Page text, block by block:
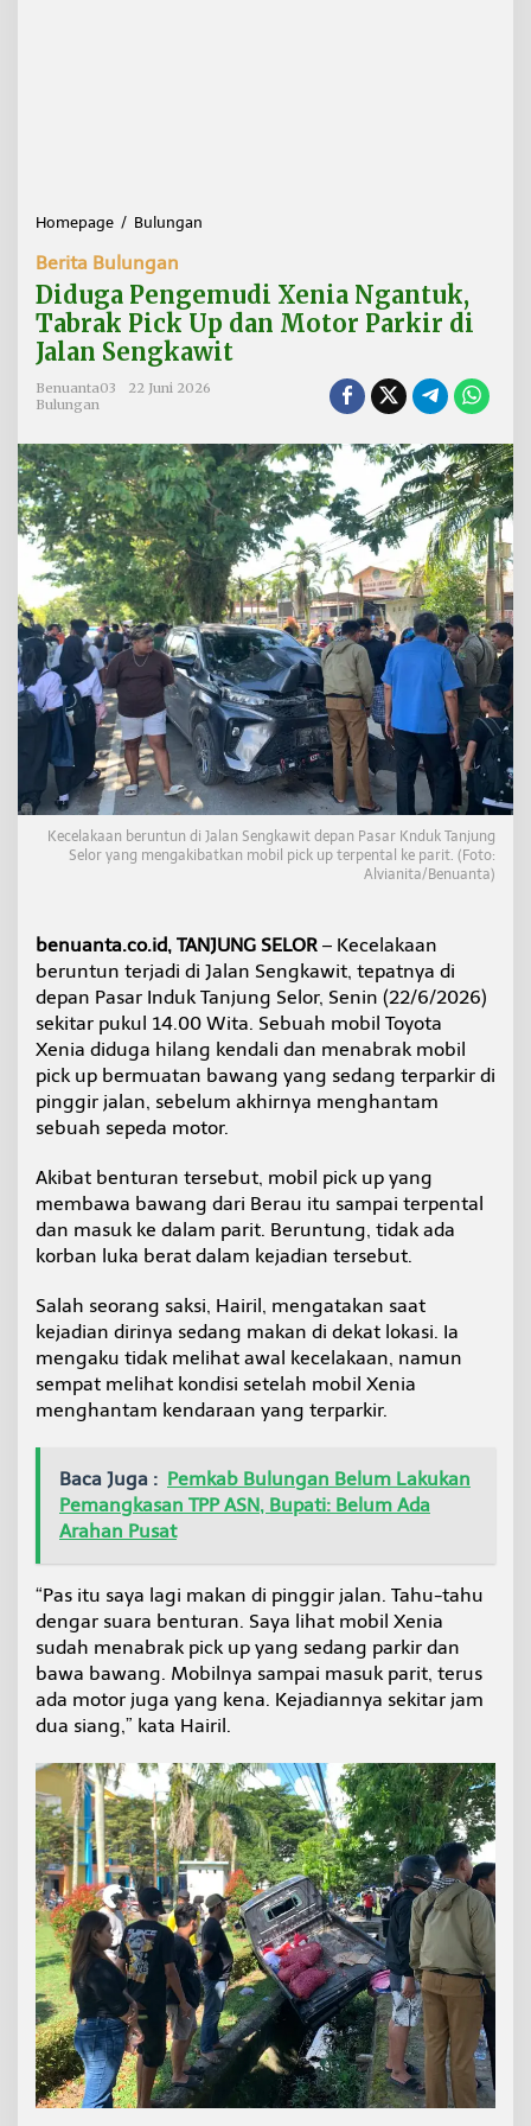
Homepage / Bulungan
u
g
a
P
n
m
u
d
i
X
e
n
i
a
N
g
a
n
t
u
k
T
a
b
P
i
c
U
p
d
a
n
M
t
o
r
P
a
k
i
r
i
J
a
n
n
g
a
w
i
t
Berita Bulungan
Diduga Pengemudi Xenia Ngantuk,
Tabrak Pick Up dan Motor Parkir di
Jalan Sengkawit
Benuanta03
22 Juni 2026
Bulungan
Kecelakaan beruntun di Jalan Sengkawit depan Pasar Knduk Tanjung
Selor yang mengakibatkan mobil pick up terpental ke parit. (Foto:
Alvianita/Benuanta)
benuanta.co.id, TANJUNG SELOR – Kecelakaan
beruntun terjadi di Jalan Sengkawit, tepatnya di
depan Pasar Induk Tanjung Selor, Senin (22/6/2026)
sekitar pukul 14.00 Wita. Sebuah mobil Toyota
Xenia diduga hilang kendali dan menabrak mobil
pick up bermuatan bawang yang sedang terparkir di
pinggir jalan, sebelum akhirnya menghantam
sebuah sepeda motor.
Akibat benturan tersebut, mobil pick up yang
membawa bawang dari Berau itu sampai terpental
dan masuk ke dalam parit. Beruntung, tidak ada
korban luka berat dalam kejadian tersebut.
Salah seorang saksi, Hairil, mengatakan saat
kejadian dirinya sedang makan di dekat lokasi. Ia
mengaku tidak melihat awal kecelakaan, namun
sempat melihat kondisi setelah mobil Xenia
menghantam kendaraan yang terparkir.
Baca Juga : Pemkab Bulungan Belum Lakukan
Pemangkasan TPP ASN, Bupati: Belum Ada
Arahan Pusat
“Pas itu saya lagi makan di pinggir jalan. Tahu-tahu
dengar suara benturan. Saya lihat mobil Xenia
sudah menabrak pick up yang sedang parkir dan
bawa bawang. Mobilnya sampai masuk parit, terus
ada motor juga yang kena. Kejadiannya sekitar jam
dua siang,” kata Hairil.